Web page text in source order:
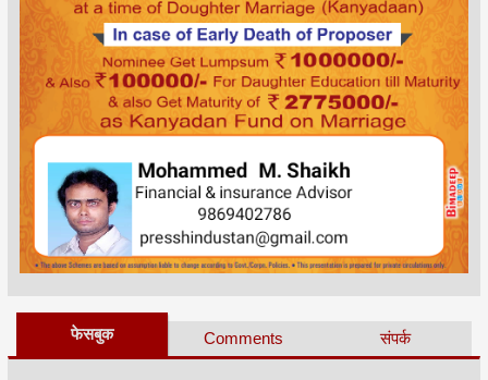
फेसबुक Comments संपर्क